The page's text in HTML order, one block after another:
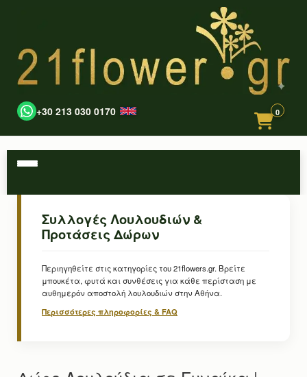
+30 213 030 0170 0
Συλλογές Λουλουδιών &
Προτάσεις Δώρων
Περιηγηθείτε στις κατηγορίες του 21flowers.gr. Βρείτε
μπουκέτα, φυτά και συνθέσεις για κάθε περίσταση με
αυθημερόν αποστολή λουλουδιών στην Αθήνα.
Περισσότερες πληροφορίες & FAQ